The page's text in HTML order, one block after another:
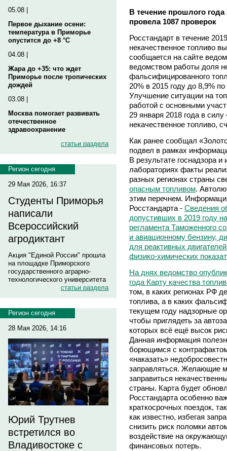
05.08 |
Первое дыхание осени:
температура в Приморье
опустится до +8 °C
04.08 |
Жара до +35: что ждет
Приморье после тропических
дождей
03.08 |
Москва помогает развивать
отечественное
здравоохранение
статьи раздела
Регион сегодня
29 Мая 2026, 16:37
Студенты Приморья
написали
Всероссийский
агродиктант
Акция "Единой России" прошла
на площадке Приморского
государственного аграрно-
технологического университета
статьи раздела
Регион сегодня
28 Мая 2026, 14:16
Юрий Трутнев
встретился во
Владивостоке с
В течение прошлого
провела 1087 проверок
Росстандарт в течение
некачественное топливо
сообщается на сайте
ведомством работы доля
фальсифицированного
20% в 2015 году до 8,9%
Улучшение ситуации на
работой с основными
29 января 2018 года в
некачественное топливо,
Как ранее сообщал
подвел в рамках
В результате госнадзора
лабораториях факты
разных регионах страны
опасным топливом.
этим перечнем.
Росстандарта - Сведения
допустивших в 2019 году
регламента Таможенного
и авиационному бензину,
для реактивных
физико-химических
На днях ведомство
года Карту качества
том, в каких регионах РФ
топлива, а в каких
текущем году надзорные
чтобы приглядеть за
которых всё ещё высок
Данная информация
борющимся с
«наказать»
заправляться. Желающие
заправиться
страны. Карта будет
Росстандарта особенно
краткосрочных поездок,
как известно, избегая
снизить риск поломки
воздействие на
финансовых потерь.